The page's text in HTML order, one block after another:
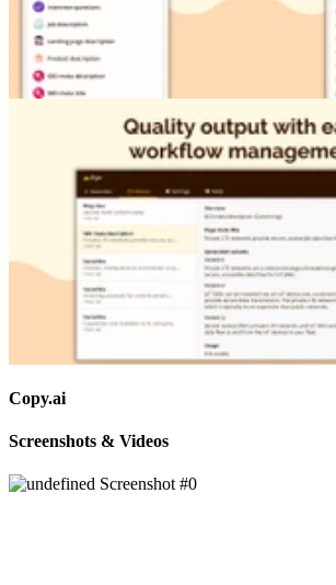
Copy.ai
Screenshots & Videos